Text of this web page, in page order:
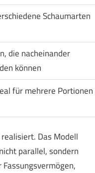
Schaumarten
die nacheinander
können
für mehrere Portionen
Das Modell
parallel, sondern